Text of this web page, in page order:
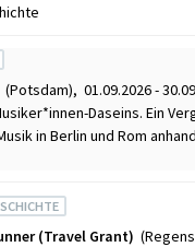
(Potsdam), 01.09.2026 -
Daseins. Ein
in Berlin und Rom
(Travel Grant)